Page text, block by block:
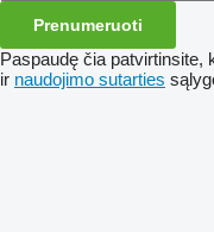
Prenumeruoti
Paspaudę čia patvirtinsite,
ir naudojimo sutarties